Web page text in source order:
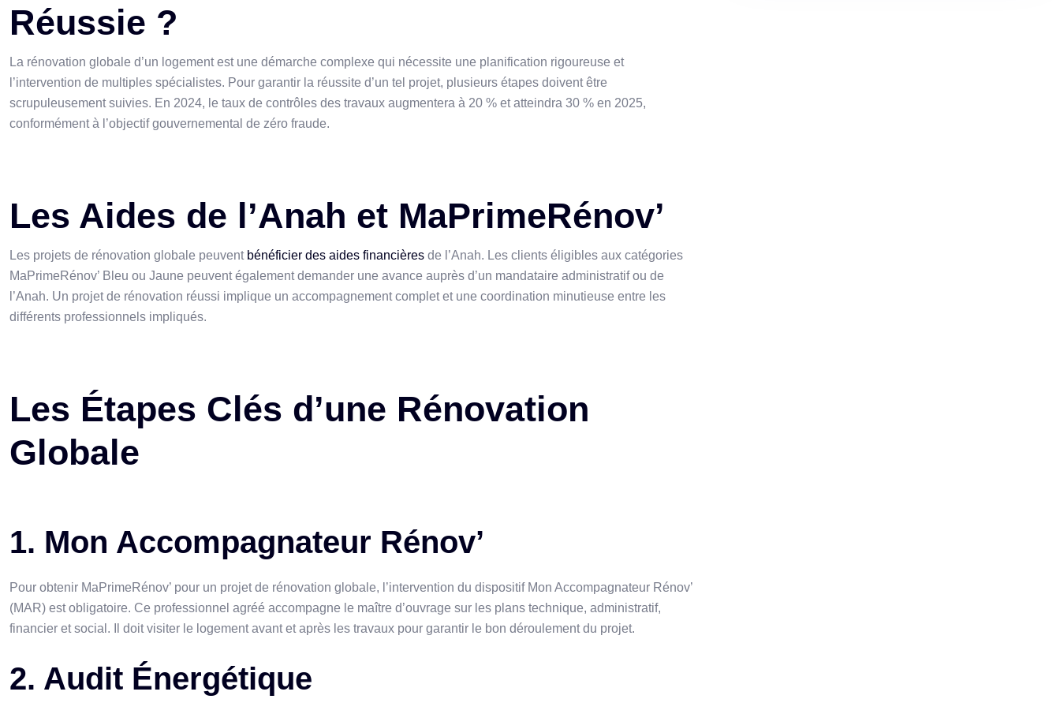
Réussie ?
La rénovation globale d’un logement est une démarche complexe qui nécessite une planification rigoureuse et
l’intervention de multiples spécialistes. Pour garantir la réussite d’un tel projet, plusieurs étapes doivent être
scrupuleusement suivies. En 2024, le taux de contrôles des travaux augmentera à 20 % et atteindra 30 % en 2025,
conformément à l’objectif gouvernemental de zéro fraude.
Les Aides de l’Anah et MaPrimeRénov’
Les projets de rénovation globale peuvent bénéficier des aides financières de l’Anah. Les clients éligibles aux catégories
MaPrimeRénov’ Bleu ou Jaune peuvent également demander une avance auprès d’un mandataire administratif ou de
l’Anah. Un projet de rénovation réussi implique un accompagnement complet et une coordination minutieuse entre les
différents professionnels impliqués.
Les Étapes Clés d’une Rénovation
Globale
1. Mon Accompagnateur Rénov’
Pour obtenir MaPrimeRénov’ pour un projet de rénovation globale, l’intervention du dispositif Mon Accompagnateur Rénov’
(MAR) est obligatoire. Ce professionnel agréé accompagne le maître d’ouvrage sur les plans technique, administratif,
financier et social. Il doit visiter le logement avant et après les travaux pour garantir le bon déroulement du projet.
2. Audit Énergétique